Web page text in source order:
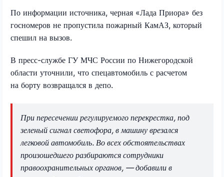
По информации источника, черная «Лада Приора» без
госномеров не пропустила пожарный КамАЗ, который
спешил на вызов.
В пресс-службе ГУ МЧС России по Нижегородской
области уточнили, что спецавтомобиль с расчетом
на борту возвращался в депо.
При пересечении регулируемого перекрестка, под
зеленый сигнал светофора, в машину врезался
легковой автомобиль. Во всех обстоятельствах
произошедшего разбираются сотрудники
правоохранительных органов, — добавили в